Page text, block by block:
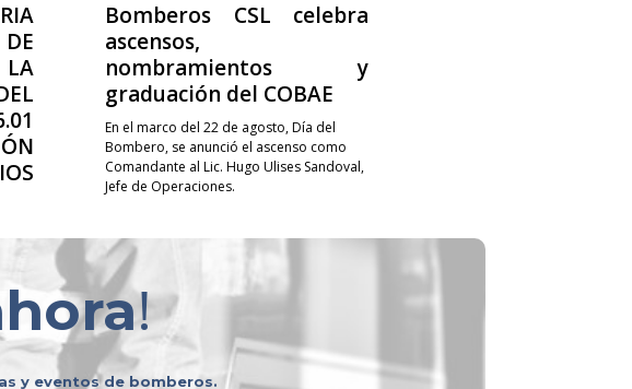
se
Bomberos CSL celebra
ascensos,
nombramientos y
graduación del COBAE
En el marco del 22 de agosto, Día del
Bombero, se anunció el ascenso como
Comandante al Lic. Hugo Ulises Sandoval,
Jefe de Operaciones.
!
y eventos de bomberos.